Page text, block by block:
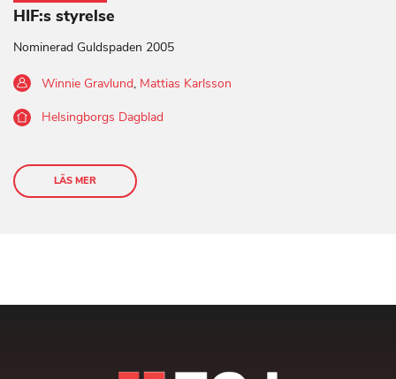
HIF:s styrelse
Nominerad Guldspaden 2005
Winnie Gravlund, Mattias Karlsson
Helsingborgs Dagblad
LÄS MER